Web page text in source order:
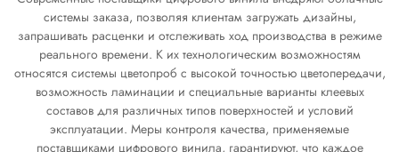
системы заказа, позволяя клиентам загружать дизайны,
запрашивать расценки и отслеживать ход производства в режиме
реального времени. К их технологическим возможностям
относятся системы цветопроб с высокой точностью цветопередачи,
возможность ламинации и специальные варианты клеевых
составов для различных типов поверхностей и условий
эксплуатации. Меры контроля качества, применяемые
поставщиками цифрового винила, гарантируют, что каждое